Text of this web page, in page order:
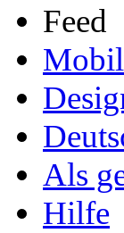
Als
Hilfe